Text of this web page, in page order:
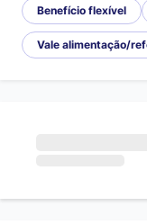
Benefício flexível
Vale alimentação/